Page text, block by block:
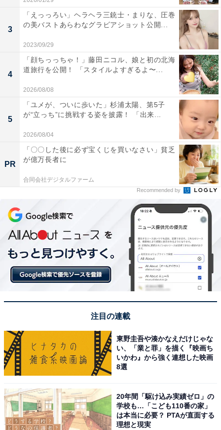
3
「えっっろい」ヘラヘラ三銃士・まりな、圧巻
の美バストあらわなグラビアショット公開...
2023/09/29
4
「顔ちっっちゃ！」藤田ニコル、娘と初の北海
道旅行を公開！ 「スタイルよすぎるよ〜...
2026/08/08
5
「ユメが、ついに歩いた」杉浦太陽、第5子
が“立っち”に挑戦する姿を披露！ 「出来...
2026/08/04
PR
「〇〇した後に必ず宝くじを買いなさい」貧乏
が億万長者に
合同会社デジタルファーム
Recommended by
注目の連載
東野圭吾や湊かなえだけじゃな
い、「業と罪」を描く『映画ち
いかわ』から強く連想した映画
8選
20年間「駆け込み実績ゼロ」の
学校も…「こども110番の家」
は本当に必要？ PTAが直面する
理想と現実